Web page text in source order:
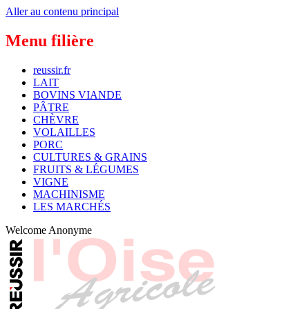
Aller au contenu principal
Menu filière
reussir.fr
LAIT
BOVINS VIANDE
PÂTRE
CHÈVRE
VOLAILLES
PORC
CULTURES & GRAINS
FRUITS & LÉGUMES
VIGNE
MACHINISME
LES MARCHÉS
Welcome Anonyme